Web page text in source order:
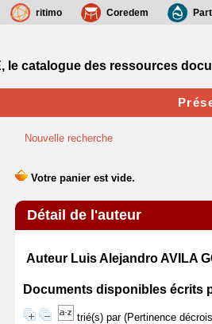
Nouvelle recherche
Détail de l'auteur
Auteur Luis Alejandro AVILA
Documents disponibles écrits
trié(s) par (Pertinence
ritimo Coredem
le catalogue des ressources